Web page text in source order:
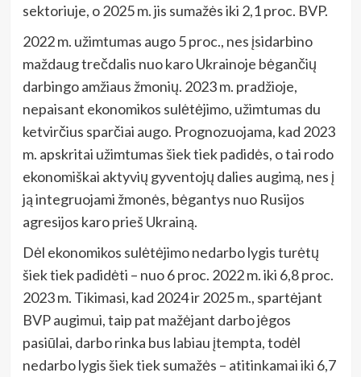
sektoriuje, o 2025 m. jis sumažės iki 2,1 proc. BVP.
2022 m. užimtumas augo 5 proc., nes įsidarbino
maždaug trečdalis nuo karo Ukrainoje bėgančių
darbingo amžiaus žmonių. 2023 m. pradžioje,
nepaisant ekonomikos sulėtėjimo, užimtumas du
ketvirčius sparčiai augo. Prognozuojama, kad 2023
m. apskritai užimtumas šiek tiek padidės, o tai rodo
ekonomiškai aktyvių gyventojų dalies augimą, nes į
ją integruojami žmonės, bėgantys nuo Rusijos
agresijos karo prieš Ukrainą.
Dėl ekonomikos sulėtėjimo nedarbo lygis turėtų
šiek tiek padidėti – nuo 6 proc. 2022 m. iki 6,8 proc.
2023 m. Tikimasi, kad 2024 ir 2025 m., spartėjant
BVP augimui, taip pat mažėjant darbo jėgos
pasiūlai, darbo rinka bus labiau įtempta, todėl
nedarbo lygis šiek tiek sumažės – atitinkamai iki 6,7